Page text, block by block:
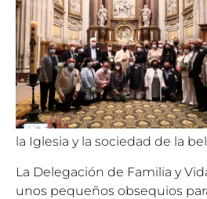
la Iglesia y la sociedad de la
La Delegación de Familia y
unos pequeños obsequios